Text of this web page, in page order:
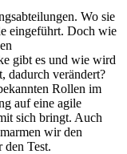
Wo sie
eingeführt. Doch wie
gibt es und wie wird
dadurch verändert?
Rollen im
auf eine agile
sich bringt. Auch
wir den
Test.